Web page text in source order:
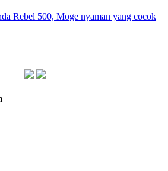
Rebel 500, Moge nyaman yang cocok